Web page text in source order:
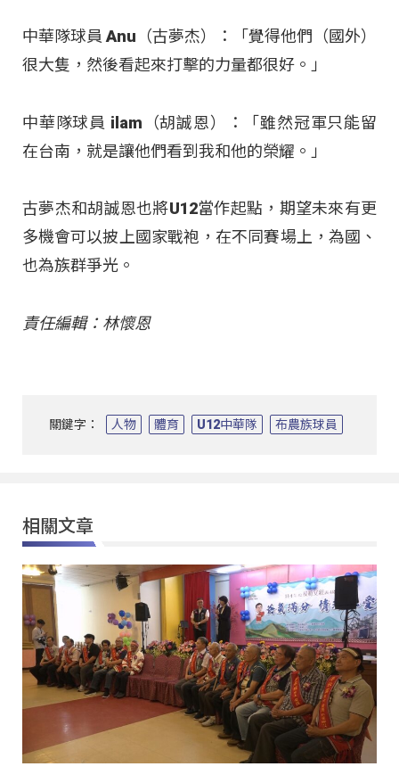
中華隊球員 Anu（古夢杰）：「覺得他們（國外）
很大隻，然後看起來打擊的力量都很好。」
中華隊球員 ilam（胡誠恩）：「雖然冠軍只能留
在台南，就是讓他們看到我和他的榮耀。」
古夢杰和胡誠恩也將U12當作起點，期望未來有更
多機會可以披上國家戰袍，在不同賽場上，為國、
也為族群爭光。
責任編輯：林懷恩
關鍵字： 人物 體育 U12中華隊 布農族球員
相關文章